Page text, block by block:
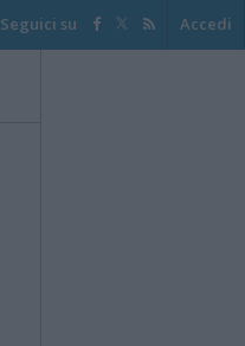
Seguici su Accedi